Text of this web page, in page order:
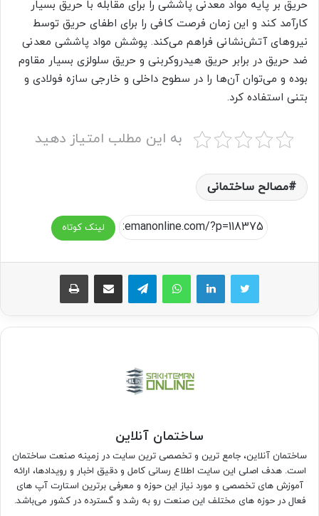
حریق بر پایه مواد معدنی پاششی را برای مقابله با حریق بسیار
کارآمد کند و این زمان فرصت کافی را برای اطفای حریق توسط
نیروهای آتش‌نشانی فراهم می‌کند. پوشش مواد پاششی معدنی
ضد حریق در برابر حریق هیدروکربنی و حریق‌ سلولزی بسیار مقاوم
بوده و می‌توان آن‌ها را در سطوح داخلی و خارجی سازه فولادی و
بتنی استفاده کرد.
به این مطلب امتیاز دهید
مصالح ساختمانی
لینک کوتاه
واتس آپ تلگرام اشتراک گذاری از طریق ایمیل چاپ
ساختمان آنلاین
ساختمان آنلاین، جامع ترین و تخصصی ترین سایت در زمینه صنعت ساختمان
است. هدف اصلی این سایت اطلاع رسانی کامل و دقیق اخبار و رویدادها، ارائه
آموزش های تخصصی و مورد نیاز این حوزه و معرفی برترین استارت آپ های
فعال در حوزه های مختلف این صنعت رو به رشد و گسترده در کشور می‌باشد.